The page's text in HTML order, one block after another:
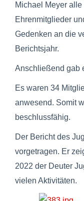
Michael Meyer
Ehrenmitglieder
Gedenken an die
Berichtsjahr.
Anschließend gab
Es waren 34
anwesend. Somit
beschlussfähig.
Der Bericht des
vorgetragen. Er
2022 der Deuter
vielen Aktivitäten.